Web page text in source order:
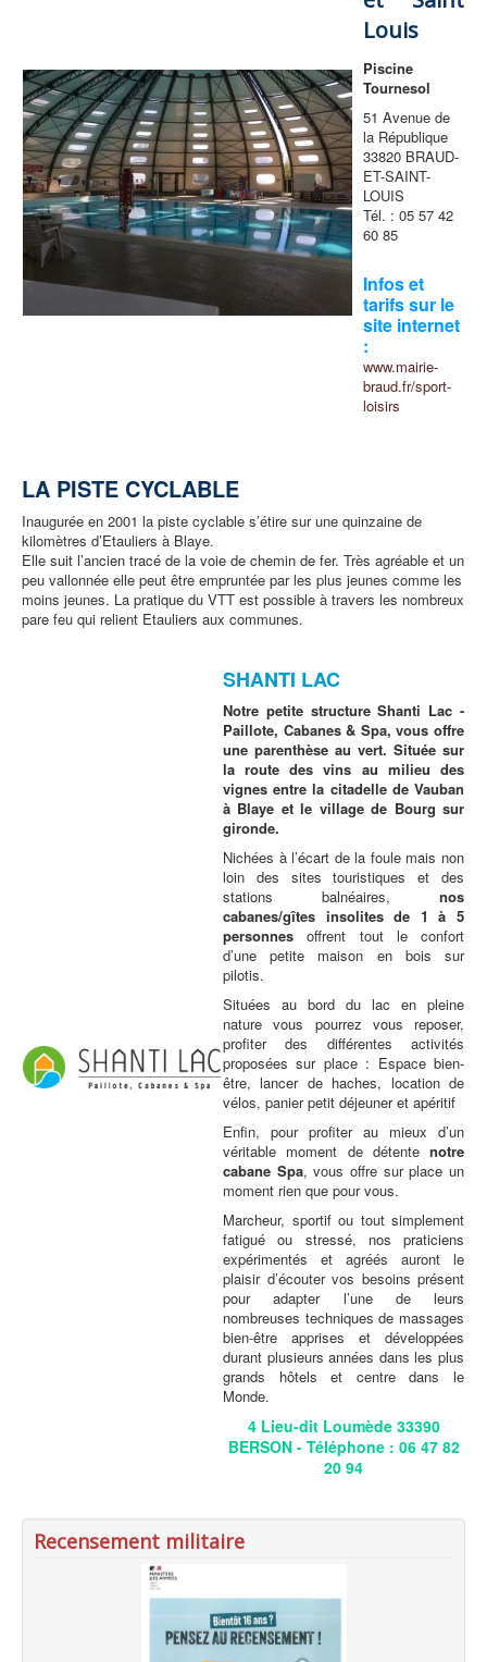
Louis
Piscine
Tournesol
51 Avenue de
la République
33820 BRAUD-
ET-SAINT-
LOUIS
Tél. : 05 57 42
60 85
Infos et
tarifs sur le
site internet
:
www.mairie-
braud.fr/sport-
loisirs
LA PISTE CYCLABLE
Inaugurée en 2001 la piste cyclable s’étire sur une quinzaine de
kilomètres d’Etauliers à Blaye.
Elle suit l’ancien tracé de la voie de chemin de fer. Très agréable et un
peu vallonnée elle peut être empruntée par les plus jeunes comme les
moins jeunes. La pratique du VTT est possible à travers les nombreux
pare feu qui relient Etauliers aux communes.
SHANTI LAC
Notre petite structure Shanti Lac -
Paillote, Cabanes & Spa, vous offre
une parenthèse au vert. Située sur
la route des vins au milieu des
vignes entre la citadelle de Vauban
à Blaye et le village de Bourg sur
gironde.
Nichées à l’écart de la foule mais non
loin des sites touristiques et des
stations balnéaires, nos
cabanes/gîtes insolites de 1 à 5
personnes offrent tout le confort
d’une petite maison en bois sur
pilotis.
Situées au bord du lac en pleine
nature vous pourrez vous reposer,
profiter des différentes activités
proposées sur place : Espace bien-
être, lancer de haches, location de
vélos, panier petit déjeuner et apéritif
Enfin, pour profiter au mieux d’un
véritable moment de détente notre
cabane Spa, vous offre sur place un
moment rien que pour vous.
Marcheur, sportif ou tout simplement
fatigué ou stressé, nos praticiens
expérimentés et agréés auront le
plaisir d’écouter vos besoins présent
pour adapter l’une de leurs
nombreuses techniques de massages
bien-être apprises et développées
durant plusieurs années dans les plus
grands hôtels et centre dans le
Monde.
4 Lieu-dit Loumède 33390
BERSON - Téléphone : 06 47 82
20 94
Recensement militaire